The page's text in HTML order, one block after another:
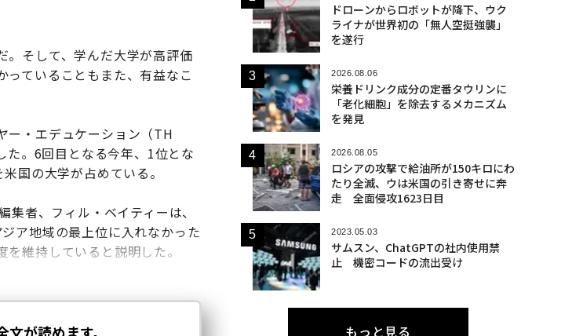
。そして、学んだ大学が高評価
ていることもまた、有益なこ
ー・エデュケーション（TH
。6回目となる今年、1位とな
国の大学が占めている。
者、フィル・ベイティーは、
ア地域の最上位に入れなかった
維持していると説明した。
ドローンからロボットが降下、ウク
ライナが世界初の「無人空挺強襲」
を遂行
2026.08.06
栄養ドリンク成分の定番タウリンに
「老化細胞」を除去するメカニズム
を発見
2026.08.05
ロシアの攻撃で給油所が150キロにわ
たり全滅、ウは米国の引き寄せに奔
走 全面侵攻1623日目
2023.05.03
サムスン、ChatGPTの社内使用禁
止 機密コードの流出受け
もっと見る